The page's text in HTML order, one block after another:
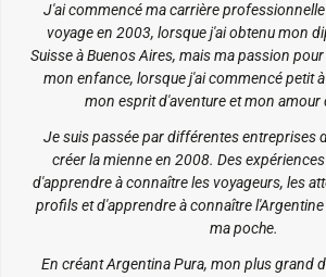
J'ai commencé ma carrière
voyage en 2003, lorsque j'ai obtenu mon
Suisse à Buenos Aires, mais ma passion
mon enfance, lorsque j'ai commencé petit
mon esprit d'aventure et mon amour
Je suis passée par différentes entreprises
créer la mienne en 2008. Des
d'apprendre à connaître les voyageurs, les
profils et d'apprendre à connaître
ma poche.
En créant Argentina Pura, mon plus grand